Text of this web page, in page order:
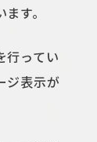
す。
行ってい
ジ表示が